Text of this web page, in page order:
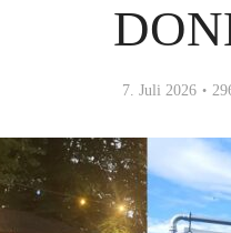
7. Juli 2026